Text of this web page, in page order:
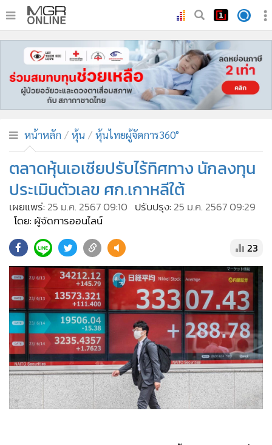
หน้าหลัก
ทันเหตุการณ์
• ภาคใต้
• บันเทิง
ผู้จัดการรายวัน
• คอลัมนิสต์
• ละคร
CbizReview
• ผู้จัดกวน
• Good health & Well-being
• Green Innovation & SD
• Management & HR
• MGR Live
• Infographic
• การเมือง
• ท่องเที่ยว
• กีฬา
หน้าหลัก หุ้น หุ้นไทยผู้จัดการ360°
ตลาดหุ้นเอเชียปรับไร้ทิศทาง นักลงทุน
ประเมินตัวเลข ศก.เกาหลีใต้
เผยแพร่: 25 ม.ค. 2567 09:10 ปรับปรุง: 25 ม.ค. 2567 09:29
โดย: ผู้จัดการออนไลน์
23